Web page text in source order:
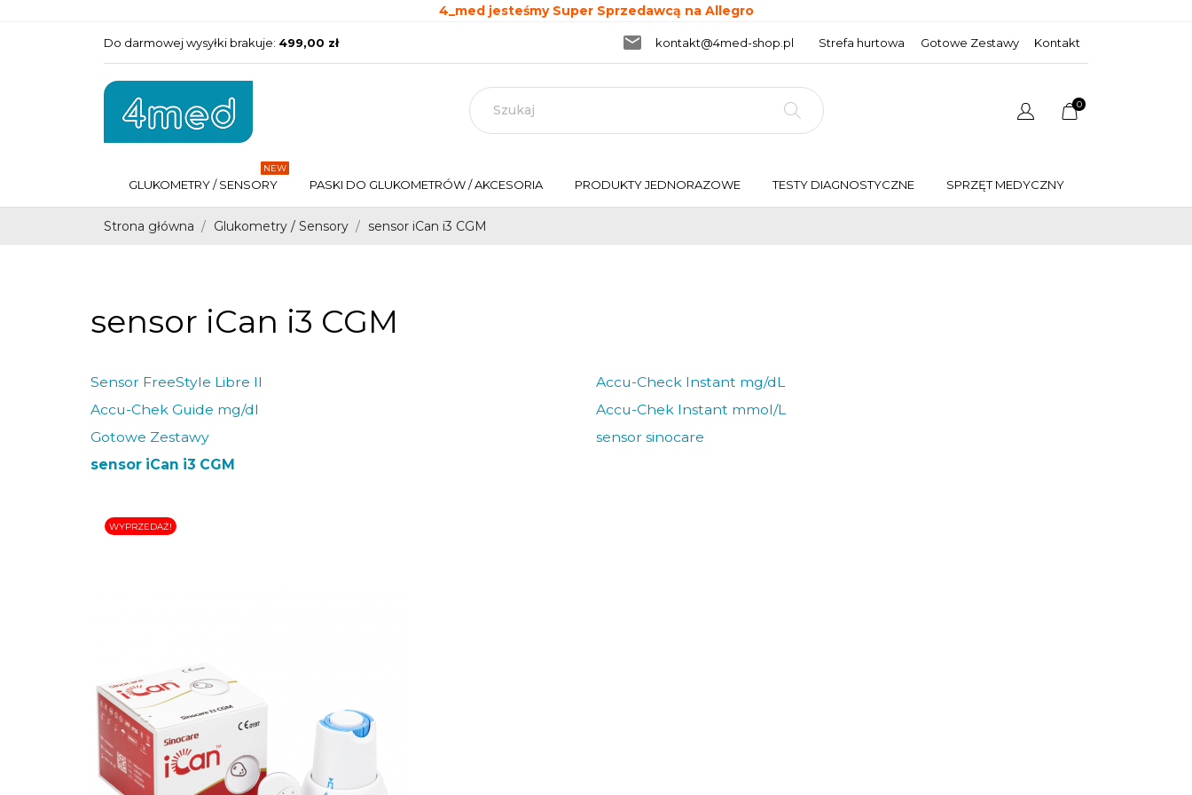
4_med jesteśmy Super Sprzedawcą na Allegro
Do darmowej wysyłki brakuje: 499,00 zł email kontakt@4med-shop.pl Strefa hurtowa Gotowe Zestawy Kontakt
0
GLUKOMETRY / SENSORY
NEW
PASKI DO GLUKOMETRÓW / AKCESORIA PRODUKTY JEDNORAZOWE TESTY DIAGNOSTYCZNE SPRZĘT MEDYCZNY
Strona główna Glukometry / Sensory sensor iCan i3 CGM
sensor iCan i3 CGM
Sensor FreeStyle Libre II
Accu-Check Instant mg/dL
Accu-Chek Guide mg/dl
Accu-Chek Instant mmol/L
Gotowe Zestawy
sensor sinocare
sensor iCan i3 CGM
WYPRZEDAŻ!